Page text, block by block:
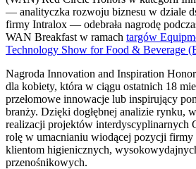
— analityczka rozwoju biznesu w dziale
firmy Intralox — odebrała nagrodę
WAN Breakfast w ramach targów
Technology Show for Food & Beverage
Nagroda Innovation and Inspiration
dla kobiety, która w ciągu ostatnich 18
przełomowe innowacje lub inspirujący
branży. Dzięki dogłębnej analizie rynku,
realizacji projektów interdyscyplinarnych
rolę w umacnianiu wiodącej pozycji firmy
klientom higienicznych,
przenośnikowych.